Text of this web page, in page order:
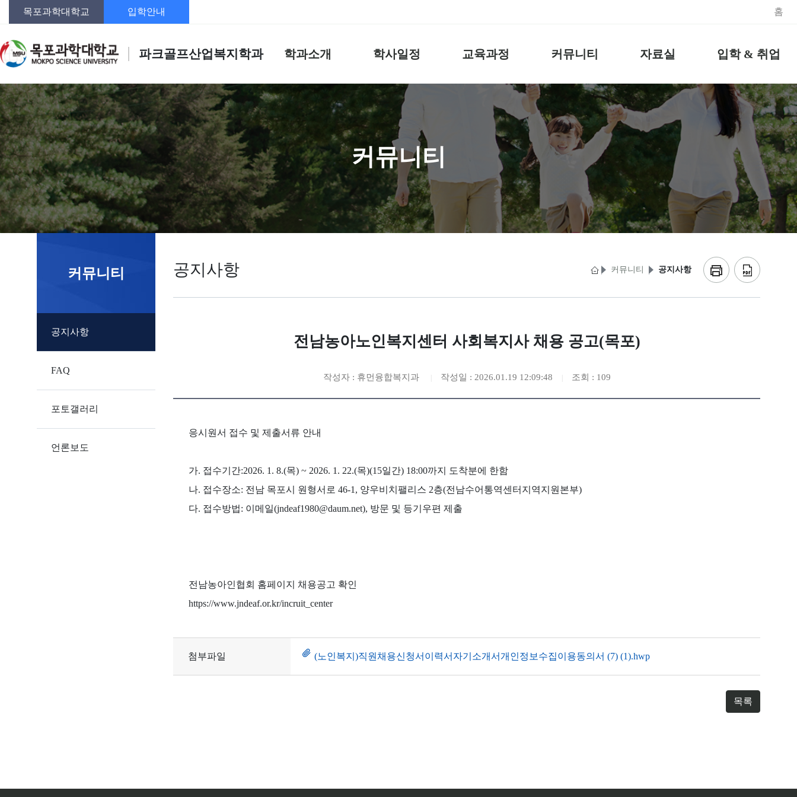
목포과학대학교 입학안내 홈
파크골프산업복지학과 학과소개 학사일정 교육과정 커뮤니티 자료실 입학 & 취업
커뮤니티
커뮤니티
공지사항
FAQ
포토갤러리
언론보도
공지사항 커뮤니티 공지사항
전남농아노인복지센터 사회복지사 채용 공고(목포)
작성자 : 휴먼융합복지과 작성일 : 2026.01.19 12:09:48 조회 : 109
응시원서 접수 및 제출서류 안내
가. 접수기간:2026. 1. 8.(목) ~ 2026. 1. 22.(목)(15일간) 18:00까지 도착분에 한함
나. 접수장소: 전남 목포시 원형서로 46-1, 양우비치팰리스 2층(전남수어통역센터지역지원본부)
다. 접수방법: 이메일(jndeaf1980@daum.net), 방문 및 등기우편 제출
전남농아인협회 홈페이지 채용공고 확인
https://www.jndeaf.or.kr/incruit_center
첨부파일 (노인복지)직원채용신청서이력서자기소개서개인정보수집이용동의서 (7) (1).hwp
목록